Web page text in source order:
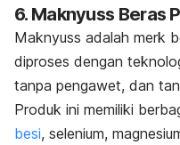
6. Maknyuss Beras
Maknyuss adalah merk
diproses dengan
tanpa pengawet, dan
Produk ini memiliki
besi, selenium,